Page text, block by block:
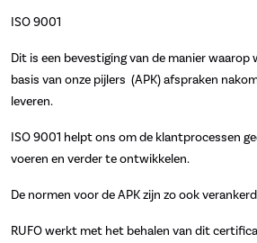
ISO 9001
Dit is een bevestiging van de manier waarop
basis van onze pijlers (APK) afspraken
leveren.
ISO 9001 helpt ons om de klantprocessen
voeren en verder te ontwikkelen.
De normen voor de APK zijn zo ook
RUFO werkt met het behalen van dit